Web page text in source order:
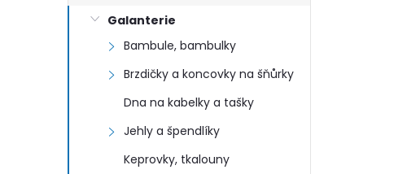
Galanterie
Bambule, bambulky
Brzdičky a koncovky na šňůrky
Dna na kabelky a tašky
Jehly a špendlíky
Keprovky, tkalouny